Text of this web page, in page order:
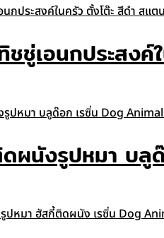
ชชู่เอนกประส
ผนังรูปหมา บ